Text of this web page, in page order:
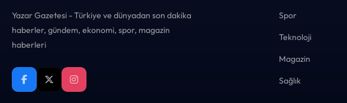
Yazar Gazetesi - Türkiye ve dünyadan son dakika
haberler, gündem, ekonomi, spor, magazin
haberleri
Spor
Teknoloji
Magazin
Sağlık